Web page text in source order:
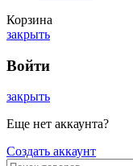
Корзина
закрыть
Войти
закрыть
Еще нет аккаунта?
Создать аккаунт